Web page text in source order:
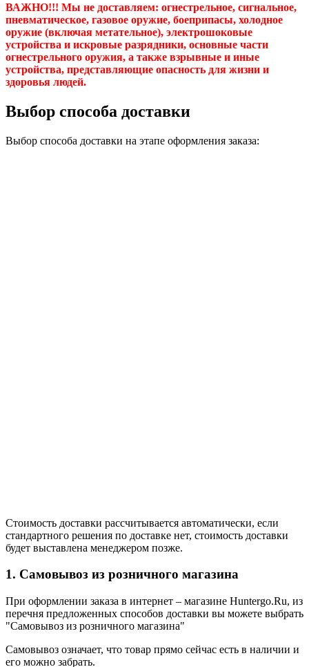
ВАЖНО!!! Мы не доставляем: огнестрельное, сигнальное,
пневматическое, газовое оружие, боеприпасы, холодное
оружие (включая метательное), электрошоковые
устройства и искровые разрядники, основные части
огнестрельного оружия, а также взрывные и иные
устройства, представляющие опасность для жизни и
здоровья людей.
Выбор способа доставки
Выбор способа доставки на этапе оформления заказа:
Стоимость доставки рассчитывается автоматически, если
стандартного решения по доставке нет, стоимость доставки
будет выставлена менеджером позже.
1. Самовывоз из розничного магазина
При оформлении заказа в интернет – магазине Huntergo.Ru, из
перечня предложенных способов доставки вы можете выбрать
"Самовывоз из розничного магазина"
Самовывоз означает, что товар прямо сейчас есть в наличии и
его можно забрать.